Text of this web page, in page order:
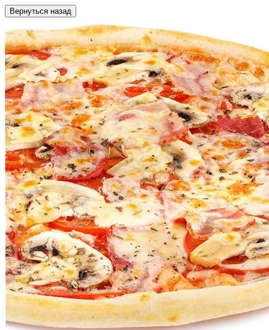
Вернуться назад